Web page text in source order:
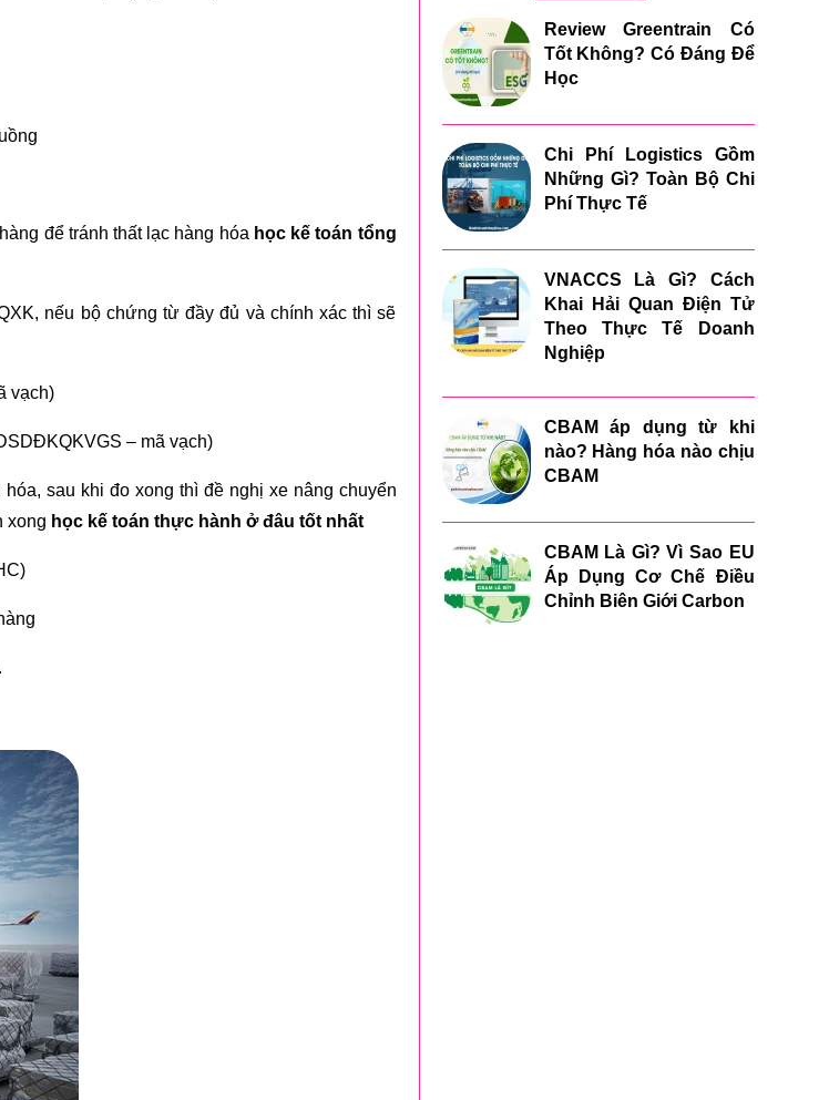
để tránh thất lạc hàng hóa học kế toán tổng
nếu bộ chứng từ đầy đủ và chính xác thì sẽ
vạch)
– mã vạch)
sau khi đo xong thì đề nghị xe nâng chuyển
xong học kế toán thực hành ở đâu tốt nhất
Review Greentrain Có
Tốt Không? Có Đáng Để
Học
Chi Phí Logistics Gồm
Những Gì? Toàn Bộ Chi
Phí Thực Tế
VNACCS Là Gì? Cách
Khai Hải Quan Điện Tử
Theo Thực Tế Doanh
Nghiệp
CBAM áp dụng từ khi
nào? Hàng hóa nào chịu
CBAM
CBAM Là Gì? Vì Sao EU
Áp Dụng Cơ Chế Điều
Chỉnh Biên Giới Carbon